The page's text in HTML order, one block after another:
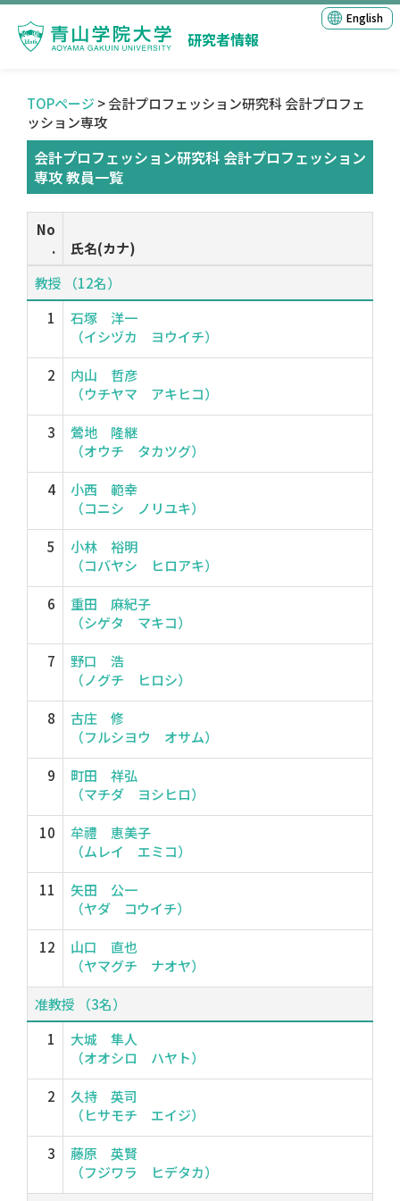
研究者情報
English
TOPページ > 会計プロフェッション研究科 会計プロフェ
ッション専攻
会計プロフェッション研究科 会計プロフェッション
専攻 教員一覧
No
.
氏名(カナ)
教授 （12名）
1
石塚 洋一
（イシヅカ ヨウイチ）
2
内山 哲彦
（ウチヤマ アキヒコ）
3
鶯地 隆継
（オウチ タカツグ）
4
小西 範幸
（コニシ ノリユキ）
5
小林 裕明
（コバヤシ ヒロアキ）
6
重田 麻紀子
（シゲタ マキコ）
7
野口 浩
（ノグチ ヒロシ）
8
古庄 修
（フルシヨウ オサム）
9
町田 祥弘
（マチダ ヨシヒロ）
10
牟禮 恵美子
（ムレイ エミコ）
11
矢田 公一
（ヤダ コウイチ）
12
山口 直也
（ヤマグチ ナオヤ）
准教授 （3名）
1
大城 隼人
（オオシロ ハヤト）
2
久持 英司
（ヒサモチ エイジ）
3
藤原 英賢
（フジワラ ヒデタカ）